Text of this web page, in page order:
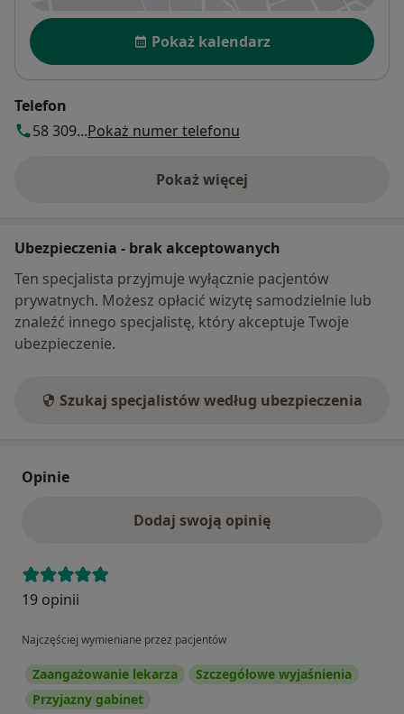
Dostępność
Pokaż kalendarz
Telefon
58 309...Pokaż numer telefonu
Pokaż więcej
o adresie
Ubezpieczenia - brak akceptowanych
Ten specjalista przyjmuje wyłącznie pacjentów
prywatnych. Możesz opłacić wizytę samodzielnie lub
znaleźć innego specjalistę, który akceptuje Twoje
ubezpieczenie.
Szukaj specjalistów według ubezpieczenia
Opinie
Dodaj swoją opinię
19 opinii
Najczęściej wymieniane przez pacjentów
Zaangażowanie lekarza
Szczegółowe wyjaśnienia
Przyjazny gabinet